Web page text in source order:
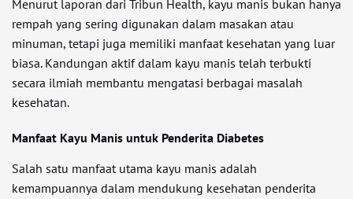
Menurut laporan dari Tribun Health, kayu manis bukan hanya
rempah yang sering digunakan dalam masakan atau
minuman, tetapi juga memiliki manfaat kesehatan yang luar
biasa. Kandungan aktif dalam kayu manis telah terbukti
secara ilmiah membantu mengatasi berbagai masalah
kesehatan.
Manfaat Kayu Manis untuk Penderita Diabetes
Salah satu manfaat utama kayu manis adalah
kemampuannya dalam mendukung kesehatan penderita